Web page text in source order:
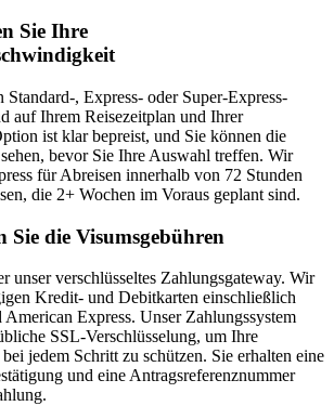
Sie Ihre
, Express- oder Super-Express-
auf Ihrem Reisezeitplan und Ihrer
ist klar bepreist, und Sie können die
bevor Sie Ihre Auswahl treffen. Wir
für Abreisen innerhalb von 72 Stunden
die 2+ Wochen im Voraus geplant sind.
Sie die Visumsgebühren
unser verschlüsseltes Zahlungsgateway. Wir
Kredit- und Debitkarten einschließlich
Express. Unser Zahlungssystem
SSL-Verschlüsselung, um Ihre
jedem Schritt zu schützen. Sie erhalten eine
und eine Antragsreferenznummer